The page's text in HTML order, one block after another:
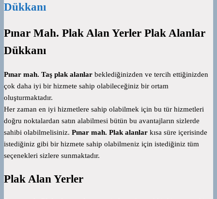
Dükkanı
Pınar Mah. Plak Alan Yerler Plak Alanlar
Dükkanı
Pınar mah. Taş plak alanlar beklediğinizden ve tercih ettiğinizden
çok daha iyi bir hizmete sahip olabileceğiniz bir ortam
oluşturmaktadır.
Her zaman en iyi hizmetlere sahip olabilmek için bu tür hizmetleri
doğru noktalardan satın alabilmesi bütün bu avantajların sizlerde
sahibi olabilmelisiniz. Pınar mah. Plak alanlar kısa süre içerisinde
istediğiniz gibi bir hizmete sahip olabilmeniz için istediğiniz tüm
seçenekleri sizlere sunmaktadır.
Plak Alan Yerler